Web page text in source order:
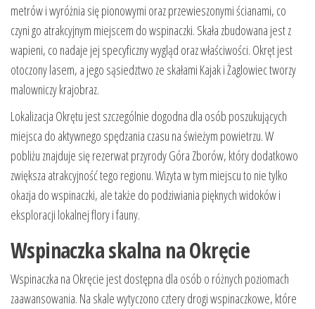
metrów i wyróżnia się pionowymi oraz przewieszonymi ścianami, co
czyni go atrakcyjnym miejscem do wspinaczki. Skała zbudowana jest z
wapieni, co nadaje jej specyficzny wygląd oraz właściwości. Okręt jest
otoczony lasem, a jego sąsiedztwo ze skałami Kajak i Żaglowiec tworzy
malowniczy krajobraz.
Lokalizacja Okrętu jest szczególnie dogodna dla osób poszukujących
miejsca do aktywnego spędzania czasu na świeżym powietrzu. W
pobliżu znajduje się rezerwat przyrody Góra Zborów, który dodatkowo
zwiększa atrakcyjność tego regionu. Wizyta w tym miejscu to nie tylko
okazja do wspinaczki, ale także do podziwiania pięknych widoków i
eksploracji lokalnej flory i fauny.
Wspinaczka skalna na Okręcie
Wspinaczka na Okręcie jest dostępna dla osób o różnych poziomach
zaawansowania. Na skale wytyczono cztery drogi wspinaczkowe, które